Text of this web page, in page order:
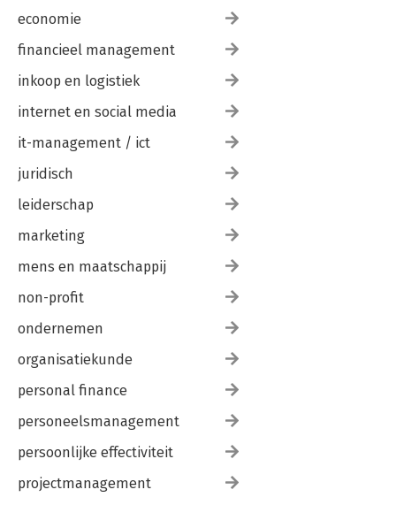
economie
financieel management
inkoop en logistiek
internet en social media
it-management / ict
juridisch
leiderschap
marketing
mens en maatschappij
non-profit
ondernemen
organisatiekunde
personal finance
personeelsmanagement
persoonlijke effectiviteit
projectmanagement